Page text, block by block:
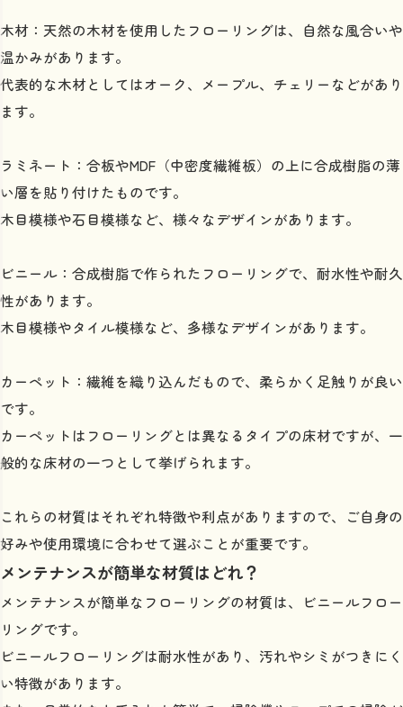
木材：天然の木材を使用したフローリングは、自然な風合いや
温かみがあります。
代表的な木材としてはオーク、メープル、チェリーなどがあり
ます。
ラミネート：合板やMDF（中密度繊維板）の上に合成樹脂の薄
い層を貼り付けたものです。
木目模様や石目模様など、様々なデザインがあります。
ビニール：合成樹脂で作られたフローリングで、耐水性や耐久
性があります。
木目模様やタイル模様など、多様なデザインがあります。
カーペット：繊維を織り込んだもので、柔らかく足触りが良い
です。
カーペットはフローリングとは異なるタイプの床材ですが、一
般的な床材の一つとして挙げられます。
これらの材質はそれぞれ特徴や利点がありますので、ご自身の
好みや使用環境に合わせて選ぶことが重要です。
メンテナンスが簡単な材質はどれ？
メンテナンスが簡単なフローリングの材質は、ビニールフロー
リングです。
ビニールフローリングは耐水性があり、汚れやシミがつきにく
い特徴があります。